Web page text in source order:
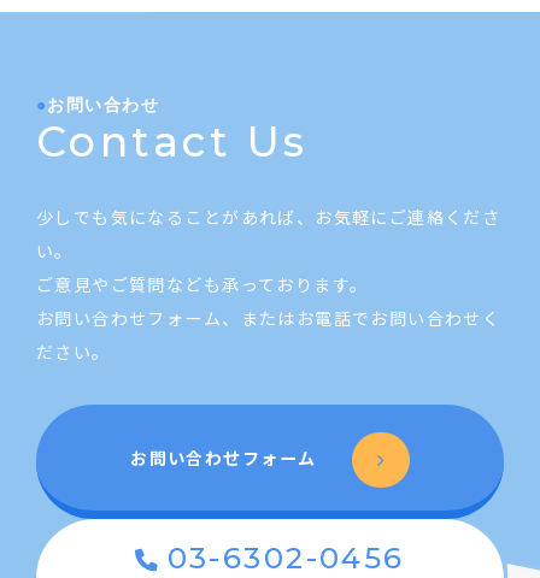
お問い合わせ
Contact Us
少しでも気になることがあれば、お気軽にご連絡くださ
い。
ご意見やご質問なども承っております。
お問い合わせフォーム、またはお電話でお問い合わせく
ださい。
お問い合わせフォーム
03-6302-0456